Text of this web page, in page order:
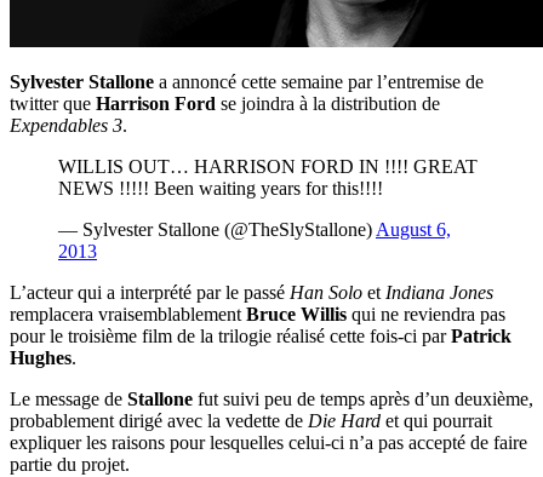
Sylvester Stallone a annoncé cette semaine par l’entremise de
twitter que Harrison Ford se joindra à la distribution de
Expendables 3.
WILLIS OUT… HARRISON FORD IN !!!! GREAT
NEWS !!!!! Been waiting years for this!!!!
— Sylvester Stallone (@TheSlyStallone) August 6,
2013
L’acteur qui a interprété par le passé Han Solo et Indiana Jones
remplacera vraisemblablement Bruce Willis qui ne reviendra pas
pour le troisième film de la trilogie réalisé cette fois-ci parPatrick
Hughes.
Le message de Stallone fut suivi peu de temps après d’un deuxième,
probablement dirigé avec la vedette de Die Hard et qui pourrait
expliquer les raisons pour lesquelles celui-ci n’a pas accepté de faire
partie du projet.